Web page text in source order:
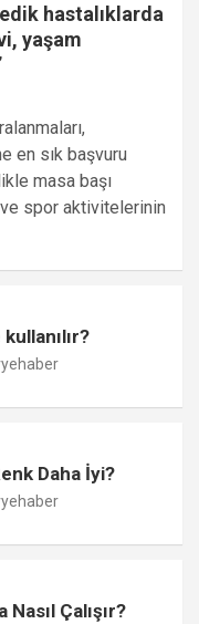
hastalıklarda
yaşam
en sık başvuru
masa başı
spor aktivitelerinin
Daha İyi?
Çalışır?